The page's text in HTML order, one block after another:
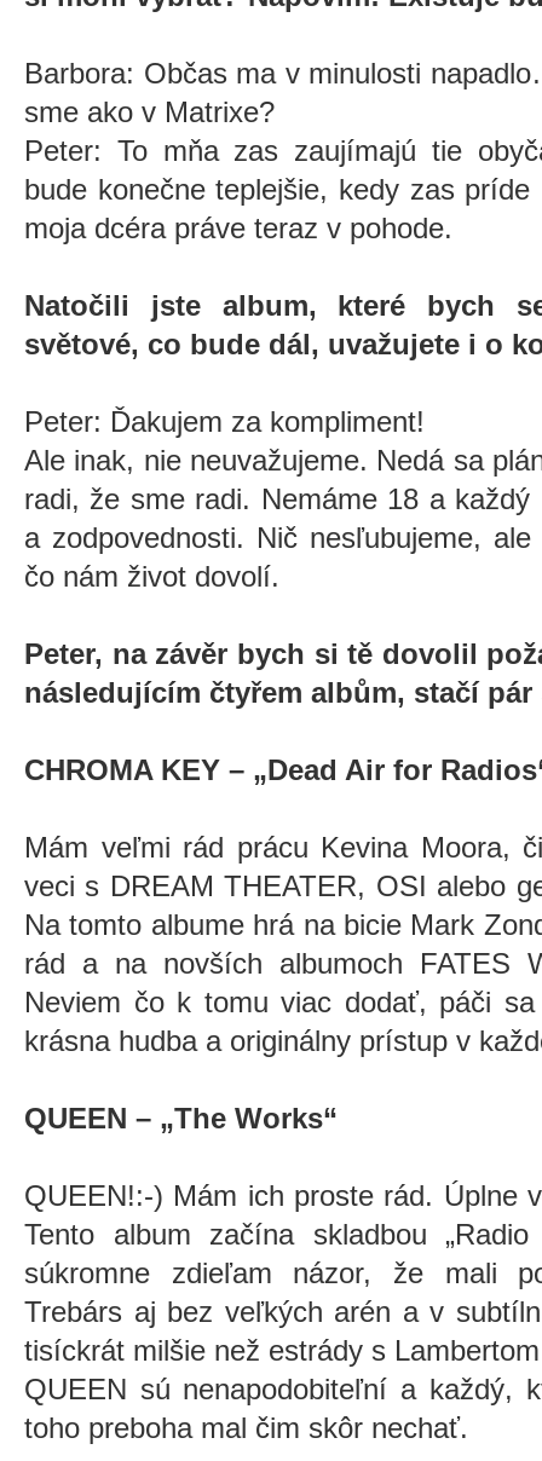
Barbora: Občas ma v minulosti
sme ako v Matrixe?
Peter: To mňa zas zaujímajú tie
bude konečne teplejšie, kedy zas
moja dcéra práve teraz v pohode.
Natočili jste album, které bych
světové, co bude dál, uvažujete i o
Peter: Ďakujem za kompliment!
Ale inak, nie neuvažujeme. Nedá sa
radi, že sme radi. Nemáme 18 a
a zodpovednosti. Nič nesľubujeme,
čo nám život dovolí.
Peter, na závěr bych si tě dovolil
následujícím čtyřem albům, stačí
CHROMA KEY – „Dead Air for
Mám veľmi rád prácu Kevina Moora,
veci s DREAM THEATER, OSI alebo
Na tomto albume hrá na bicie Mark
rád a na novších albumoch FATES
Neviem čo k tomu viac dodať, páči
krásna hudba a originálny prístup v
QUEEN – „The Works“
QUEEN!:-) Mám ich proste rád. Úplne
Tento album začína skladbou
súkromne zdieľam názor, že mali
Trebárs aj bez veľkých arén a v
tisíckrát milšie než estrády s
QUEEN sú nenapodobiteľní a
toho preboha mal čim skôr nechať.